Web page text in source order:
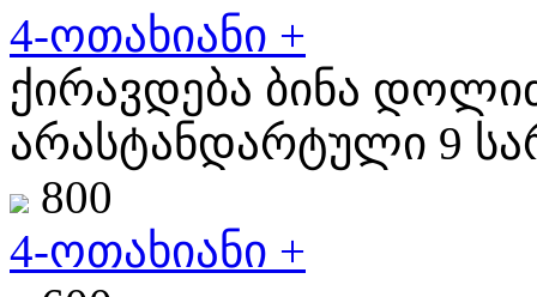
4-ოთახიანი +
ქირავდება ბინა
არასტანდარტული 9
800
4-ოთახიანი +